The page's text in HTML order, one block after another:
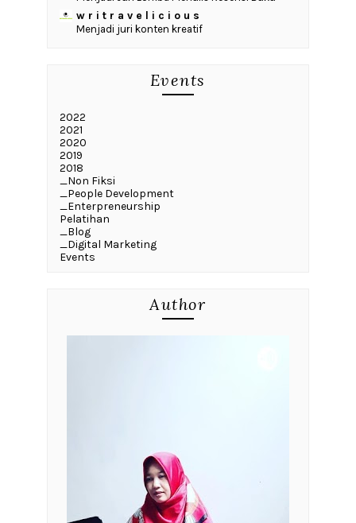
w r i t r a v e l i c i o u s
Menjadi juri konten kreatif
Events
2022
2021
2020
2019
2018
_Non Fiksi
_People Development
_Enterpreneurship
Pelatihan
_Blog
_Digital Marketing
Events
Author